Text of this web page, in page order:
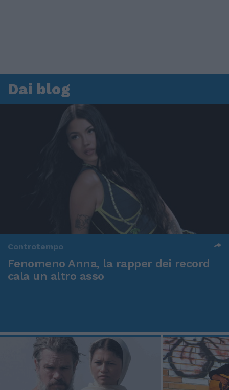
Dai blog
Controtempo
Fenomeno Anna, la rapper dei record
cala un altro asso